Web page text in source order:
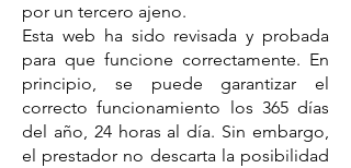
por un tercero ajeno.
Esta web ha sido revisada y probada
para que funcione correctamente. En
principio, se puede garantizar el
correcto funcionamiento los 365 días
del año, 24 horas al día. Sin embargo,
el prestador no descarta la posibilidad